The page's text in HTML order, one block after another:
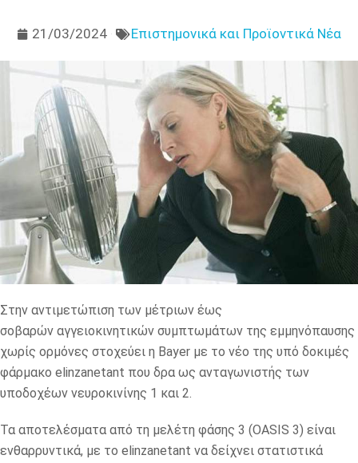
21/03/2024 Επιστημονικά και Προϊοντικά Νέα
Στην αντιμετώπιση των μέτριων έως
σοβαρών αγγειοκινητικών συμπτωμάτων της εμμηνόπαυσης
χωρίς ορμόνες στοχεύει η Bayer με το νέο της υπό δοκιμές
φάρμακο elinzanetant που δρα ως ανταγωνιστής των
υποδοχέων νευροκινίνης 1 και 2.
Τα αποτελέσματα από τη μελέτη φάσης 3 (OASIS 3) είναι
ενθαρρυντικά, με το elinzanetant να δείχνει στατιστικά